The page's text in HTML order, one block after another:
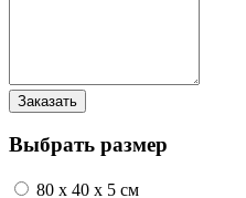
Выбрать размер
80 x 40 x 5 см